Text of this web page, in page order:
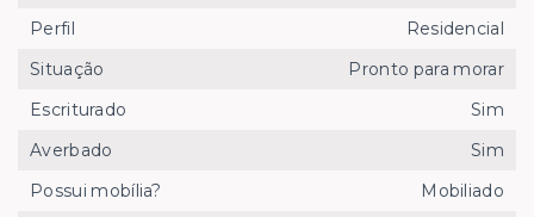
Perfil
Residencial
Situação
Pronto para morar
Escriturado
Sim
Averbado
Sim
Possui mobília?
Mobiliado